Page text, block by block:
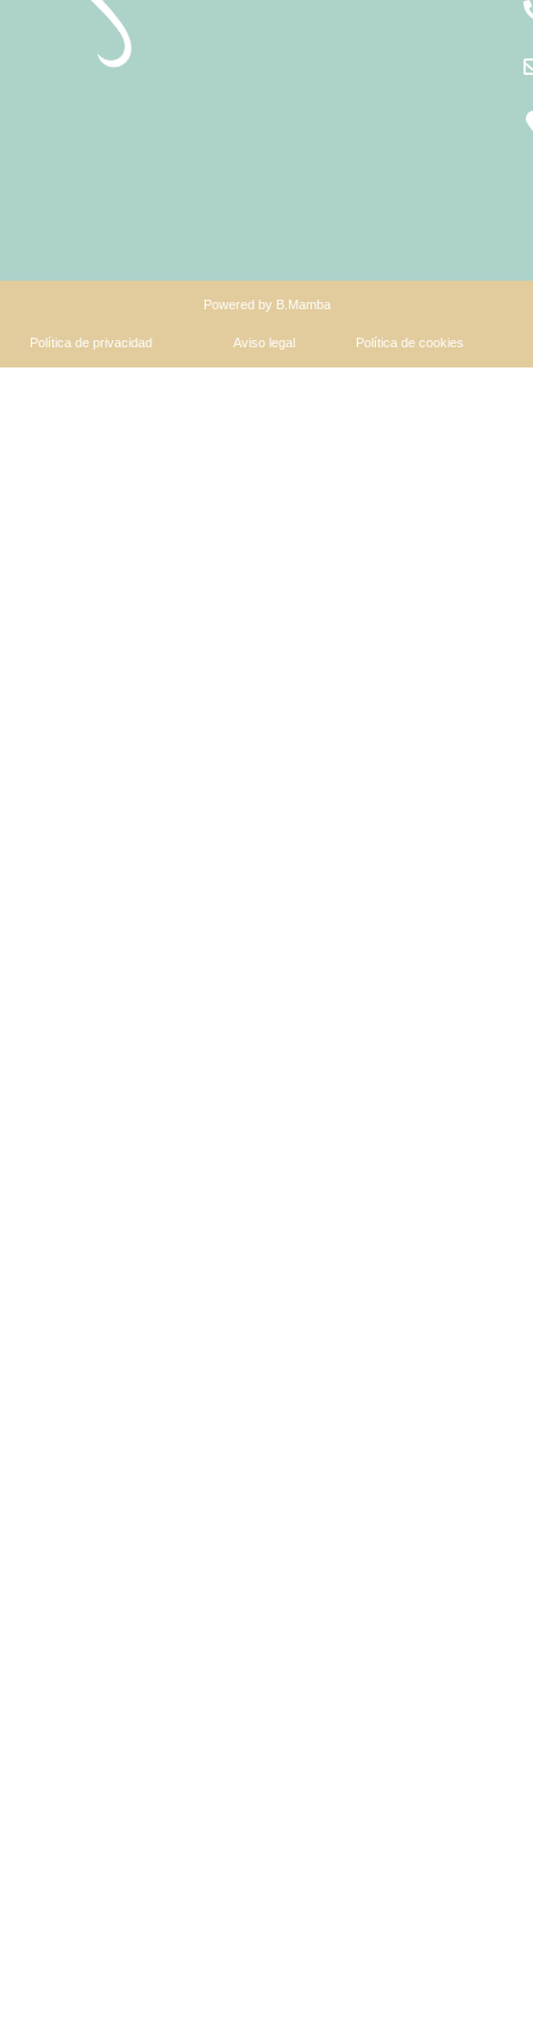
Powered by B.Mamba
Política de privacidad Aviso legal Política de cookies